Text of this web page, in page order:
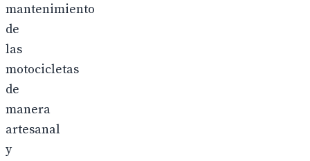
mantenimiento
de
las
motocicletas
de
manera
artesanal
y